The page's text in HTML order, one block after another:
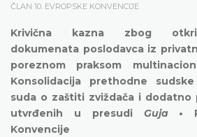
ČLAN 10. EVROPSKE KONVENCIJE
Krivična kazna zbog
dokumenata poslodavca iz
poreznom praksom
Konsolidacija prethodne
suda o zaštiti zviždača i dodatno
utvrđenih u presudi Guja •
Konvencije